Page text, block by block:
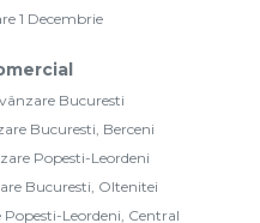
1 Decembrie
Bucuresti
Bucuresti, Berceni
Popesti-Leordeni
Bucuresti, Oltenitei
Leordeni, Central